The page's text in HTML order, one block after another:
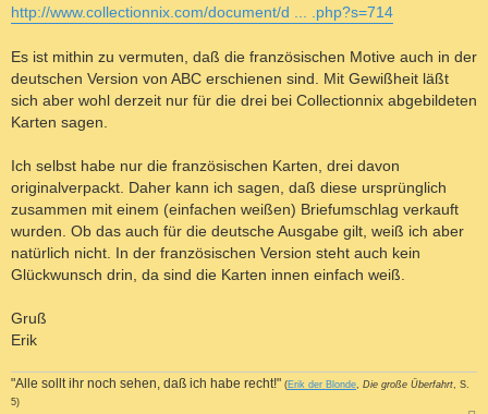
http://www.collectionnix.com/document/d ... .php?s=714
Es ist mithin zu vermuten, daß die französischen Motive auch in der
deutschen Version von ABC erschienen sind. Mit Gewißheit läßt
sich aber wohl derzeit nur für die drei bei Collectionnix abgebildeten
Karten sagen.
Ich selbst habe nur die französischen Karten, drei davon
originalverpackt. Daher kann ich sagen, daß diese ursprünglich
zusammen mit einem (einfachen weißen) Briefumschlag verkauft
wurden. Ob das auch für die deutsche Ausgabe gilt, weiß ich aber
natürlich nicht. In der französischen Version steht auch kein
Glückwunsch drin, da sind die Karten innen einfach weiß.
Gruß
Erik
"Alle sollt ihr noch sehen, daß ich habe recht!" (Erik der Blonde, Die große Überfahrt, S.
5)